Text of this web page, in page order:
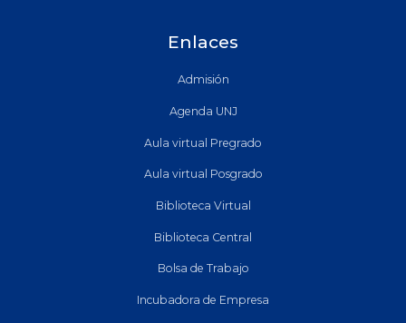
Enlaces
Admisión
Agenda UNJ
Aula virtual Pregrado
Aula virtual Posgrado
Biblioteca Virtual
Biblioteca Central
Bolsa de Trabajo
Incubadora de Empresa